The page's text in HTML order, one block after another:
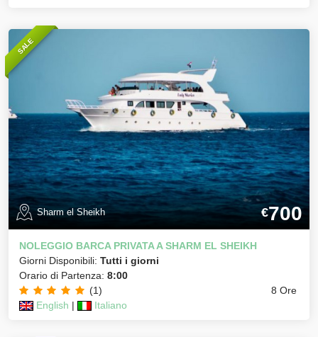
SALE
Sharm el Sheikh €700
NOLEGGIO BARCA PRIVATA A SHARM EL SHEIKH
Giorni Disponibili: Tutti i giorni
Orario di Partenza: 8:00
(1)
8 Ore
English | Italiano